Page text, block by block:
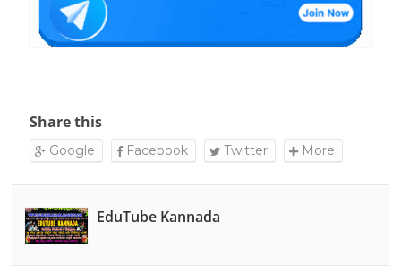
Share this
Google Facebook Twitter More
EduTube Kannada